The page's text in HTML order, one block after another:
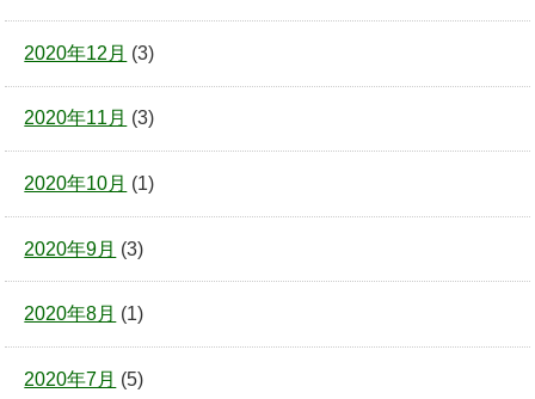
2020年12月 (3)
2020年11月 (3)
2020年10月 (1)
2020年9月 (3)
2020年8月 (1)
2020年7月 (5)